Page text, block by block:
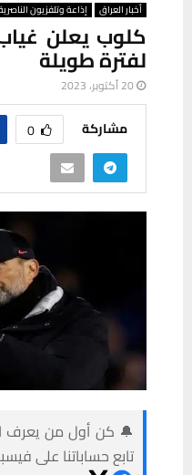
أخبار العراق إذاعة وتلفزيون
كلوب يعلن
لفترة طويلة
20 أكتوبر، 2023
مشاركة 0
🔔 كن أول من يعرف
تابع حساباتنا على